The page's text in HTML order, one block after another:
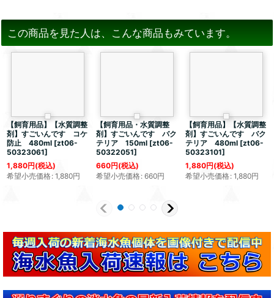
この商品を見た人は、こんな商品もみています。
【飼育用品】【水質調整
剤】すごいんです コケ
防止 480ml [zt06-
50323061]
1,880円(税込)
希望小売価格: 1,880円
【飼育用品・水質調整
剤】すごいんです バク
テリア 150ml [zt06-
50322051]
660円(税込)
希望小売価格: 660円
【飼育用品】【水質調整
剤】すごいんです バク
テリア 480ml [zt06-
50323101]
1,880円(税込)
希望小売価格: 1,880円